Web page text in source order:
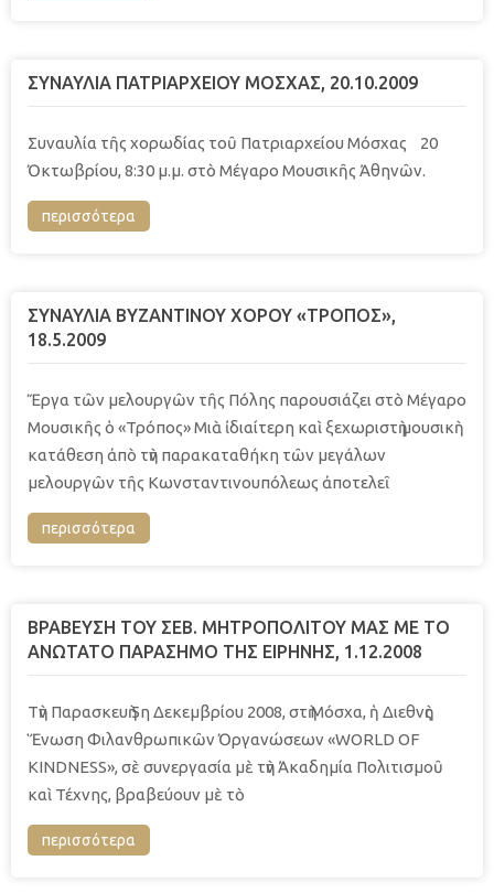
ΣΥΝΑΥΛΙΑ ΠΑΤΡΙΑΡΧΕΙΟΥ ΜΟΣΧΑΣ, 20.10.2009
Συναυλία τῆς χορωδίας τοῦ Πατριαρχείου Μόσχας 20
Ὀκτωβρίου, 8:30 μ.μ. στὸ Μέγαρο Μουσικῆς Ἀθηνῶν.
περισσότερα
ΣΥΝΑΥΛΙA ΒΥΖΑΝΤΙΝΟΥ ΧΟΡΟΥ «ΤΡΟΠΟΣ»,
18.5.2009
Ἔργα τῶν μελουργῶν τῆς Πόλης παρουσιάζει στὸ Μέγαρο
Μουσικῆς ὁ «Τρόπος» Μιὰ ἰδιαίτερη καὶ ξεχωριστὴ μουσικὴ
κατάθεση ἀπὸ τὴν παρακαταθήκη τῶν μεγάλων
μελουργῶν τῆς Κωνσταντινουπόλεως ἀποτελεῖ
περισσότερα
BΡΑΒΕΥΣΗ ΤΟΥ ΣΕΒ. ΜΗΤΡΟΠΟΛΙΤΟΥ ΜΑΣ ΜΕ ΤΟ
ΑΝΩΤΑΤΟ ΠΑΡΑΣΗΜΟ ΤΗΣ ΕΙΡΗΝΗΣ, 1.12.2008
Τὴν Παρασκευὴ 5η Δεκεμβρίου 2008, στὴ Μόσχα, ἡ Διεθνὴς
Ἕνωση Φιλανθρωπικῶν Ὀργανώσεων «WORLD OF
KINDNESS», σὲ συνεργασία μὲ τὴν Ἀκαδημία Πολιτισμοῦ
καὶ Τέχνης, βραβεύουν μὲ τὸ
περισσότερα